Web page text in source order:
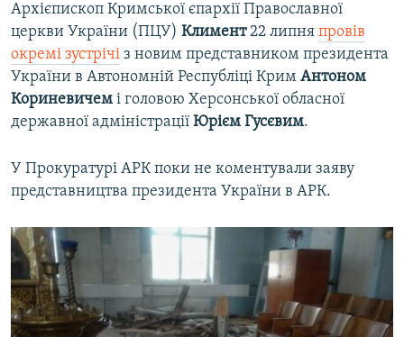
Архієпископ Кримської єпархії Православної
церкви України (ПЦУ) Климент22 липня провів
окремі зустрічі з новим представником президента
України в Автономній Республіці Крим Антоном
Кориневичем і головою Херсонської обласної
державної адміністрації Юрієм Гусєвим.
У Прокуратурі АРК поки не коментували заяву
представництва президента України в АРК.